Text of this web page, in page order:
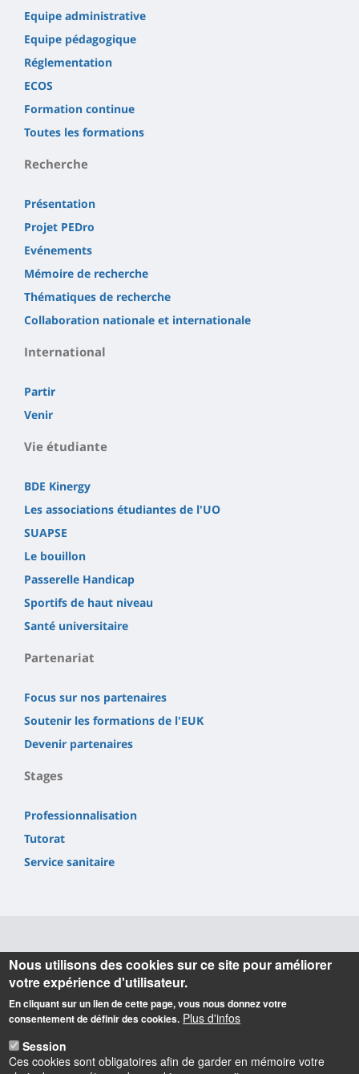
Equipe administrative
Equipe pédagogique
Réglementation
ECOS
Formation continue
Toutes les formations
Recherche
Présentation
Projet PEDro
Evénements
Mémoire de recherche
Thématiques de recherche
Collaboration nationale et internationale
International
Partir
Venir
Vie étudiante
BDE Kinergy
Les associations étudiantes de l'UO
SUAPSE
Le bouillon
Passerelle Handicap
Sportifs de haut niveau
Santé universitaire
Partenariat
Focus sur nos partenaires
Soutenir les formations de l'EUK
Devenir partenaires
Stages
Professionnalisation
Tutorat
Service sanitaire
Informations
Faculté des Sciences
Bâtiment Michel Royer
Rue de Chartres
45100 Orléans
Nous utilisons des cookies sur ce site pour améliorer
votre expérience d'utilisateur.
En cliquant sur un lien de cette page, vous nous donnez votre
consentement de définir des cookies. Plus d'infos
Session
Ces cookies sont obligatoires afin de garder en mémoire votre